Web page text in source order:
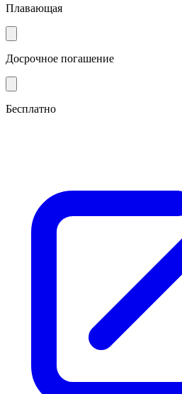
Плавающая
Досрочное погашение
Бесплатно